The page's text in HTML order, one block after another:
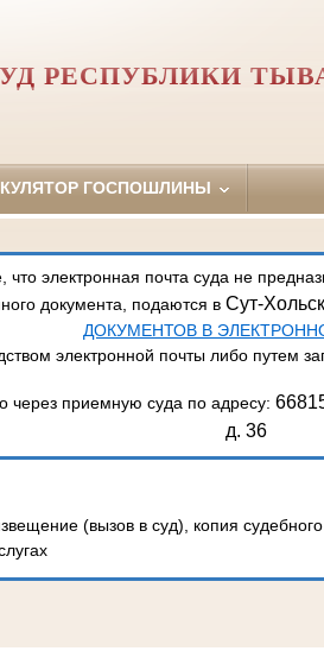
РЕСПУБЛИКИ
ГОСПОШЛИНЫ
электронная почта суда не
документа, подаются в Сут-
ДОКУМЕНТОВ В
электронной почты либо
через приемную суда по адресу:
д. 36
(вызов в суд), копия судебного